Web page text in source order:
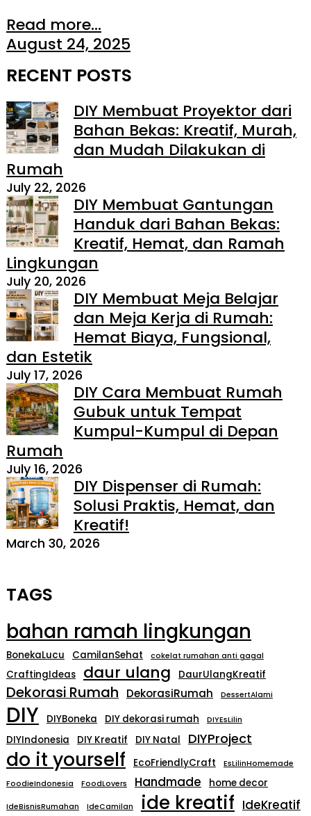
Read more...
August 24, 2025
RECENT POSTS
DIY Membuat Proyektor dari
Bahan Bekas: Kreatif, Murah,
dan Mudah Dilakukan di
Rumah
July 22, 2026
DIY Membuat Gantungan
Handuk dari Bahan Bekas:
Kreatif, Hemat, dan Ramah
Lingkungan
July 20, 2026
DIY Membuat Meja Belajar
dan Meja Kerja di Rumah:
Hemat Biaya, Fungsional,
dan Estetik
July 17, 2026
DIY Cara Membuat Rumah
Gubuk untuk Tempat
Kumpul-Kumpul di Depan
Rumah
July 16, 2026
DIY Dispenser di Rumah:
Solusi Praktis, Hemat, dan
Kreatif!
March 30, 2026
TAGS
bahan ramah lingkungan
BonekaLucu CamilanSehat cokelat rumahan anti gagal
CraftingIdeas daur ulang DaurUlangKreatif
Dekorasi Rumah DekorasiRumah DessertAlami
DIY DIYBoneka DIY dekorasi rumah DIYEsLilin
DIYIndonesia DIY Kreatif DIY Natal DIYProject
do it yourself EcoFriendlyCraft
EsLilinHomemade
FoodieIndonesia
FoodLovers Handmade home decor
IdeBisnisRumahan IdeCamilan ide kreatif IdeKreatif